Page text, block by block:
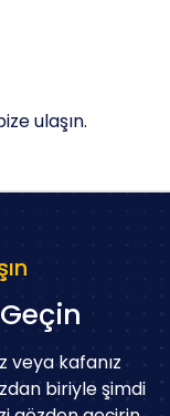
ulaşın.
veya kafanız
biriyle şimdi